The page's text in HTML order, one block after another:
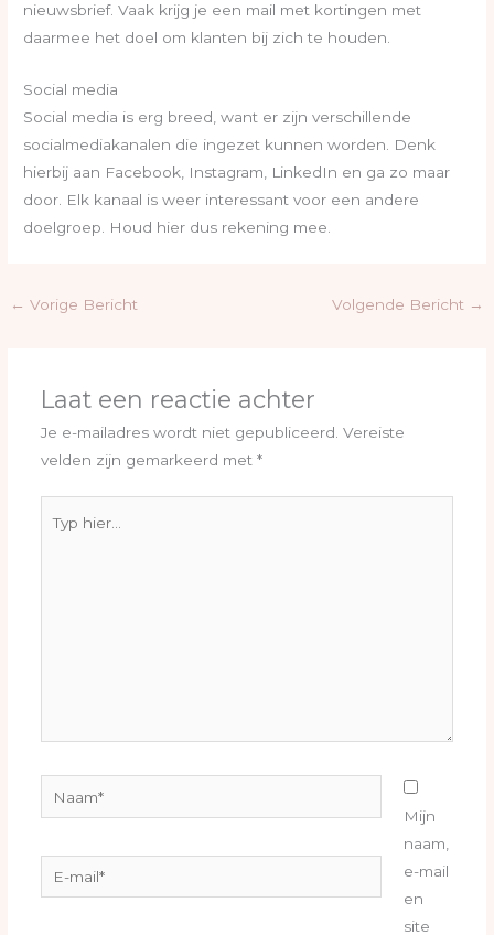
nieuwsbrief. Vaak krijg je een mail met kortingen met
daarmee het doel om klanten bij zich te houden.
Social media
Social media is erg breed, want er zijn verschillende
socialmediakanalen die ingezet kunnen worden. Denk
hierbij aan Facebook, Instagram, LinkedIn en ga zo maar
door. Elk kanaal is weer interessant voor een andere
doelgroep. Houd hier dus rekening mee.
← Vorige Bericht Volgende Bericht →
Laat een reactie achter
Je e-mailadres wordt niet gepubliceerd. Vereiste
velden zijn gemarkeerd met *
hier...
mail*
Mijn
naam,
e-mail
en
site